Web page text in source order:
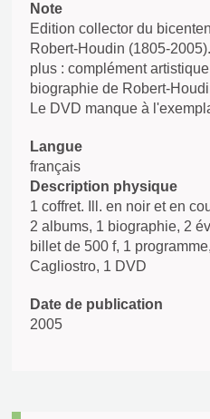
Note
Edition collector du
Robert-Houdin (1805-
plus : complément
biographie de Robert-
Le DVD manque à
Langue
français
Description physique
1 coffret. Ill. en noir et en
2 albums, 1 biographie, 2
billet de 500 f, 1
Cagliostro, 1 DVD
Date de publication
2005